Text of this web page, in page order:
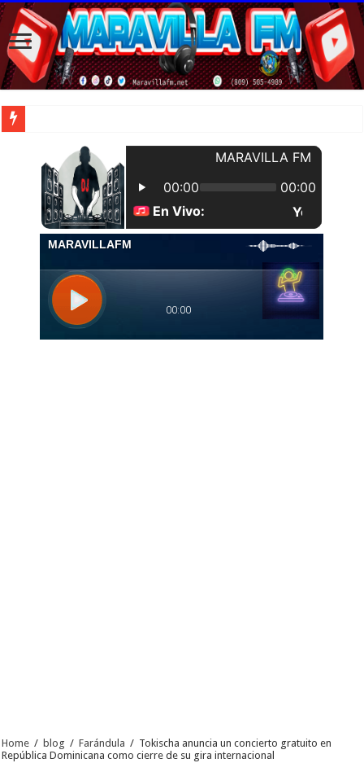
| Apunta estos lugares en tu lista de viajes para este año, ya que República
Home / blog / Farándula / Tokischa anuncia un concierto gratuito en
República Dominicana como cierre de su gira internacional